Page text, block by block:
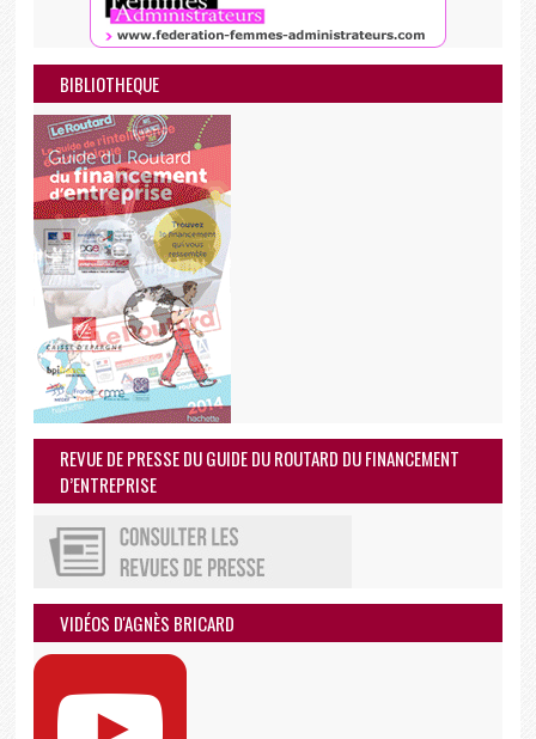
BIBLIOTHEQUE
REVUE DE PRESSE DU GUIDE DU ROUTARD DU FINANCEMENT
D’ENTREPRISE
VIDÉOS D'AGNÈS BRICARD